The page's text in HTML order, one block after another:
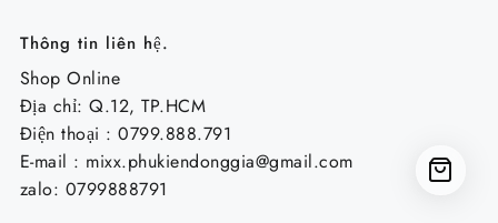
Thông tin liên hệ.
Shop Online
Địa chỉ: Q.12, TP.HCM
Điện thoại : 0799.888.791
E-mail : mixx.phukiendonggia@gmail.com
zalo: 0799888791